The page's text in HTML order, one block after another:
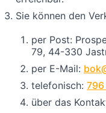
Sie können den
per Post:
79, 44-330
per E-Mail:
telefonisch:
über das